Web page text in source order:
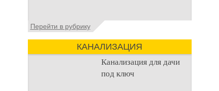
Установка септика Тверь - важнейший
аспект утилизации сточных вод в частных
домах и на загородных
Перейти в рубрику
КАНАЛИЗАЦИЯ
Канализация для дачи
под ключ